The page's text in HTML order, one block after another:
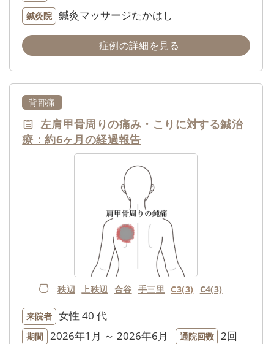
鍼灸院 鍼灸マッサージたかはし
症例の詳細を見る
背部痛
左肩甲骨周りの痛み・こりに対する鍼治
療：約6ヶ月の経過報告
秩辺 上秩辺 合谷 手三里 C3(3) C4(3)
来院者 女性 40 代
期間 2026年1月 ～ 2026年6月 通院回数 2回